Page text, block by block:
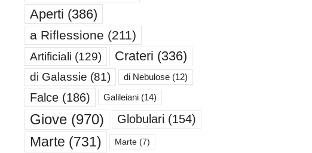
Aperti (386)
a Riflessione (211)
Artificiali (129) Crateri (336)
di Galassie (81) di Nebulose(12)
Falce(186) Galileiani(14)
Giove(970) Globulari (154)
Marte (731) Marte(7)